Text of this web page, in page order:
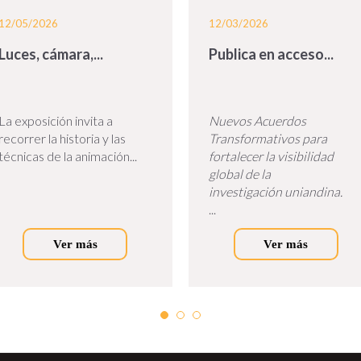
12/05/2026
Luces, cámara,...
La exposición invita a
recorrer la historia y las
técnicas de la animación...
Ver más
12/03/2026
Publica en acceso...
Nuevos Acuerdos
Transformativos para
fortalecer la visibilidad
global de la
investigación uniandina.
...
Ver más